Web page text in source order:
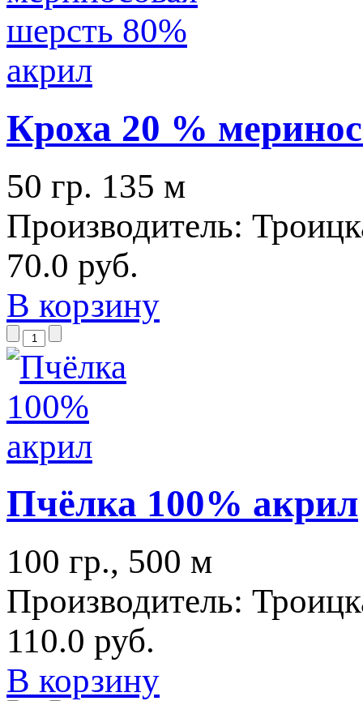
Кроха 20 %
50 гр. 135 м
Производитель:
70.0 руб.
В корзину
Пчёлка 100% акрил
100 гр., 500 м
Производитель:
110.0 руб.
В корзину